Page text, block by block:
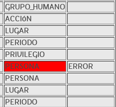
GRUPO_HUMANO
ACCIóN
LUGAR
PERIODO
PRIVILEGIO
PERSONA
ERROR
PERSONA
LUGAR
PERIODO